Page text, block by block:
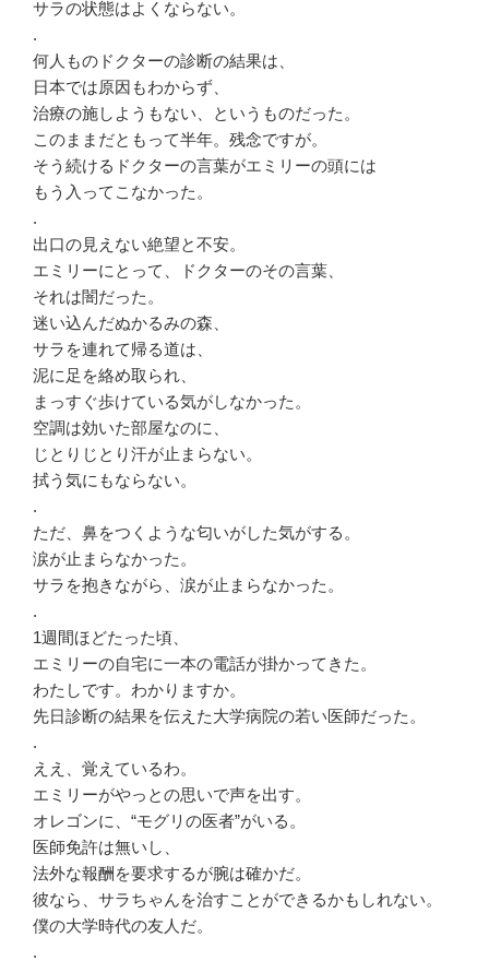
サラの状態はよくならない。
.
何人ものドクターの診断の結果は、
日本では原因もわからず、
治療の施しようもない、というものだった。
このままだともって半年。残念ですが。
そう続けるドクターの言葉がエミリーの頭には
もう入ってこなかった。
.
出口の見えない絶望と不安。
エミリーにとって、ドクターのその言葉、
それは闇だった。
迷い込んだぬかるみの森、
サラを連れて帰る道は、
泥に足を絡め取られ、
まっすぐ歩けている気がしなかった。
空調は効いた部屋なのに、
じとりじとり汗が止まらない。
拭う気にもならない。
.
ただ、鼻をつくような匂いがした気がする。
涙が止まらなかった。
サラを抱きながら、涙が止まらなかった。
.
1週間ほどたった頃、
エミリーの自宅に一本の電話が掛かってきた。
わたしです。わかりますか。
先日診断の結果を伝えた大学病院の若い医師だった。
.
ええ、覚えているわ。
エミリーがやっとの思いで声を出す。
オレゴンに、“モグリの医者”がいる。
医師免許は無いし、
法外な報酬を要求するが腕は確かだ。
彼なら、サラちゃんを治すことができるかもしれない。
僕の大学時代の友人だ。
.